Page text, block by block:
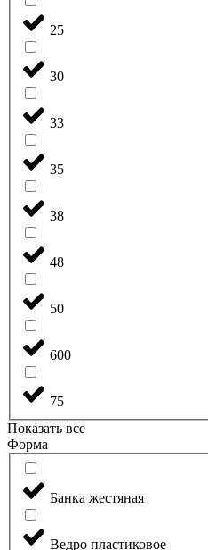
25
30
33
35
38
48
50
600
75
Показать все
Форма
Банка жестяная
Ведро пластиковое